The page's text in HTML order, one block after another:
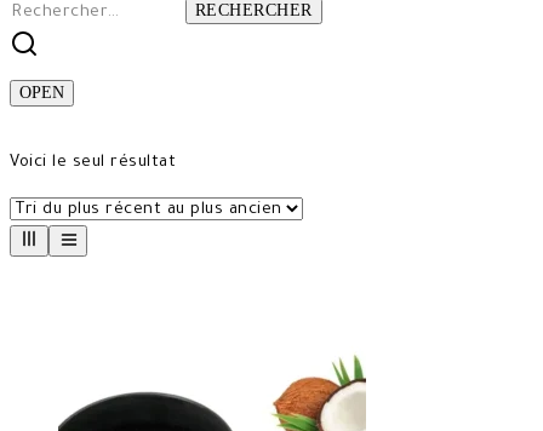
Rechercher :
OPEN
Voici le seul résultat